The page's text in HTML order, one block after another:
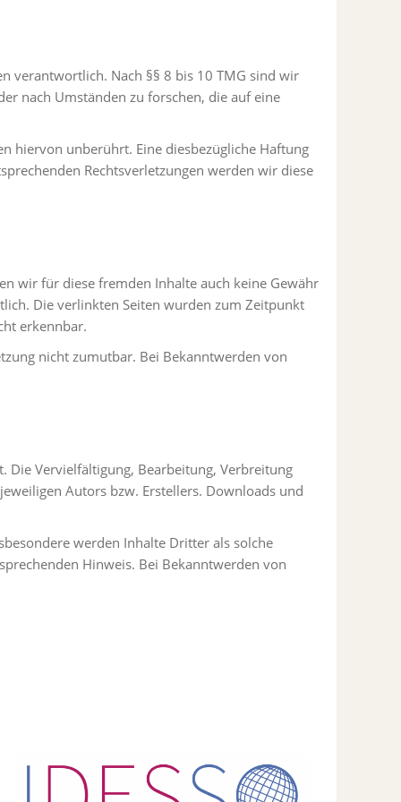
verantwortlich. Nach §§ 8 bis 10 TMG sind wir
nach Umständen zu forschen, die auf eine
hiervon unberührt. Eine diesbezügliche Haftung
Rechtsverletzungen werden wir diese
wir für diese fremden Inhalte auch keine Gewähr
Die verlinkten Seiten wurden zum Zeitpunkt
erkennbar.
nicht zumutbar. Bei Bekanntwerden von
Die Vervielfältigung, Bearbeitung, Verbreitung
Autors bzw. Erstellers. Downloads und
werden Inhalte Dritter als solche
Hinweis. Bei Bekanntwerden von